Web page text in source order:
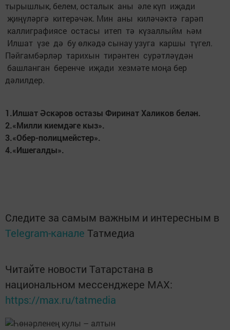
тырышлык, белем, осталык аны әле күп иҗади
җиңүләргә китерәчәк. Мин аны киләчәктә гарәп
каллиграфиясе остасы итеп тә күзаллыйм һәм
Илшат үзе дә бу өлкәдә сынау узуга каршы түгел.
Пәйгамбәрләр тарихын тирәнтен сурәтләүдән
башланган беренче иҗади хезмәте моңа бер
дәлилдер.
1.Илшат Әскәров остазы Фиринат Халиков белән.
2.«Милли киемдәге кыз».
3.«Обер-полицмейстер».
4.«Ишегалды».
Следите за самым важным и интересным в
Telegram-канале Татмедиа
Читайте новости Татарстана в
национальном мессенджере MАХ:
https://max.ru/tatmedia